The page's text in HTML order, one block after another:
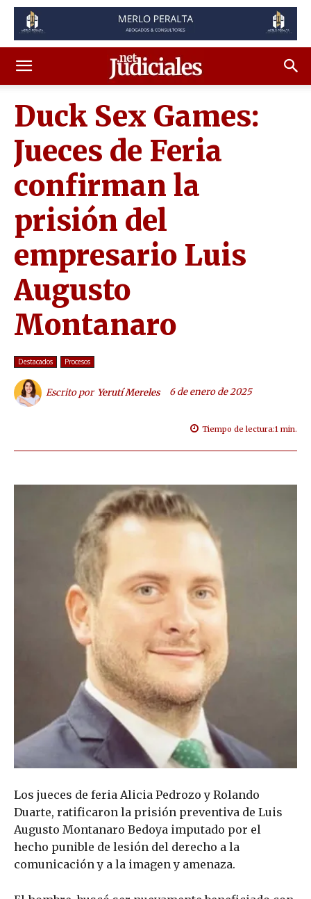
Duck Sex Games:
Jueces de Feria
confirman la
prisión del
empresario Luis
Augusto
Montanaro
Destacados Procesos
Escrito por Yerutí Mereles 6 de enero de 2025
Tiempo de lectura:1 min.
Los jueces de feria Alicia Pedrozo y Rolando
Duarte, ratificaron la prisión preventiva de Luis
Augusto Montanaro Bedoya imputado por el
hecho punible de lesión del derecho a la
comunicación y a la imagen y amenaza.